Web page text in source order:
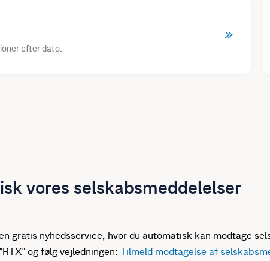
efter dato.
vores selskabsmeddelelser
gratis nyhedsservice, hvor du automatisk kan modtage
og følg vejledningen: Tilmeld modtagelse af